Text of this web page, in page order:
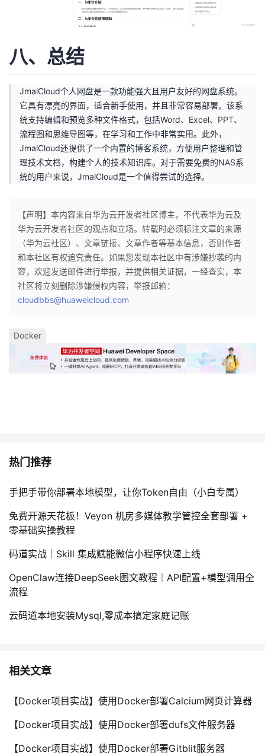
八、总结
JmalCloud个人网盘是一款功能强大且用户友好的网盘系统。
它具有漂亮的界面，适合新手使用，并且非常容易部署。该系
统支持编辑和预览多种文件格式，包括Word、Excel、PPT、
流程图和思维导图等，在学习和工作中非常实用。此外，
JmalCloud还提供了一个内置的博客系统，方便用户整理和管
理技术文档，构建个人的技术知识库。对于需要免费的NAS系
统的用户来说，JmalCloud是一个值得尝试的选择。
【声明】本内容来自华为云开发者社区博主，不代表华为云及
华为云开发者社区的观点和立场。转载时必须标注文章的来源
（华为云社区）、文章链接、文章作者等基本信息，否则作者
和本社区有权追究责任。如果您发现本社区中有涉嫌抄袭的内
容，欢迎发送邮件进行举报，并提供相关证据，一经查实，本
社区将立刻删除涉嫌侵权内容，举报邮箱：
cloudbbs@huaweicloud.com
Docker
热门推荐
手把手带你部署本地模型，让你Token自由（小白专属）
免费开源天花板！Veyon 机房多媒体教学管控全套部署 +
零基础实操教程
码道实战｜Skill 集成赋能微信小程序快速上线
OpenClaw连接DeepSeek图文教程｜API配置+模型调用全
流程
云码道本地安装Mysql,零成本搞定家庭记账
相关文章
【Docker项目实战】使用Docker部署Calcium网页计算器
【Docker项目实战】使用Docker部署dufs文件服务器
【Docker项目实战】使用Docker部署Gitblit服务器